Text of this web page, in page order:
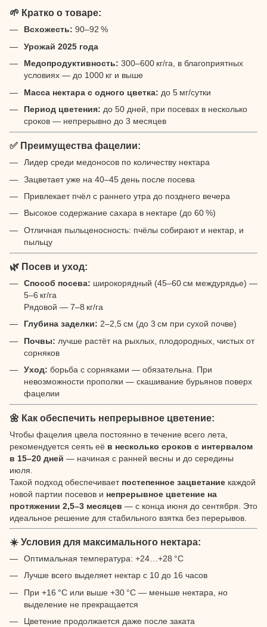
🌱 Кратко о товаре:
Всхожесть: 90–92 %
Урожай 2025 года
Медопродуктивность: 300–600 кг/га, в благоприятных
условиях — до 1000 кг и выше
Масса нектара с одного цветка: до 5 мг/сутки
Период цветения: до 50 дней, при посевах в несколько
сроков — непрерывно до 3 месяцев
✅ Преимущества фацелии:
Лидер среди медоносов по количеству нектара
Зацветает уже на 40–45 день после посева
Привлекает пчёл с раннего утра до позднего вечера
Высокое содержание сахара в нектаре (до 60 %)
Отличная пыльценосность: пчёлы собирают и нектар, и
пыльцу
🌿 Посев и уход:
Способ посева: широкорядный (45–60 см междурядье) —
5–6 кг/га
Рядовой — 7–8 кг/га
Глубина заделки: 2–2,5 см (до 3 см при сухой почве)
Почвы: лучше растёт на рыхлых, плодородных, чистых от
сорняков
Уход: борьба с сорняками — обязательна. При
невозможности прополки — скашивание бурьянов поверх
фацелии
🌼 Как обеспечить непрерывное цветение:
Чтобы фацелия цвела постоянно в течение всего лета,
рекомендуется сеять её в несколько сроков с интервалом
в 15–20 дней — начиная с ранней весны и до середины
июля.
Такой подход обеспечивает постепенное зацветание каждой
новой партии посевов и непрерывное цветение на
протяжении 2,5–3 месяцев — с конца июня до сентября. Это
идеальное решение для стабильного взятка без перерывов.
☀️ Условия для максимального нектара:
Оптимальная температура: +24…+28 °C
Лучше всего выделяет нектар с 10 до 16 часов
При +16 °C или выше +30 °C — меньше нектара, но
выделение не прекращается
Цветение продолжается даже после заката